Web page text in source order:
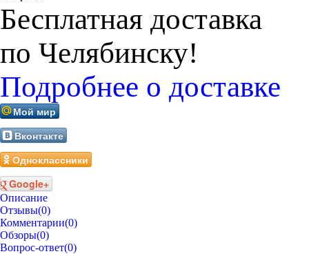
Бесплатная доставка
по Челябинску!
Подробнее о доставке
Мой мир
Вконтакте
Одноклассники
Google+
Описание
Отзывы(0)
Комментарии(0)
Обзоры(0)
Вопрос-ответ(0)